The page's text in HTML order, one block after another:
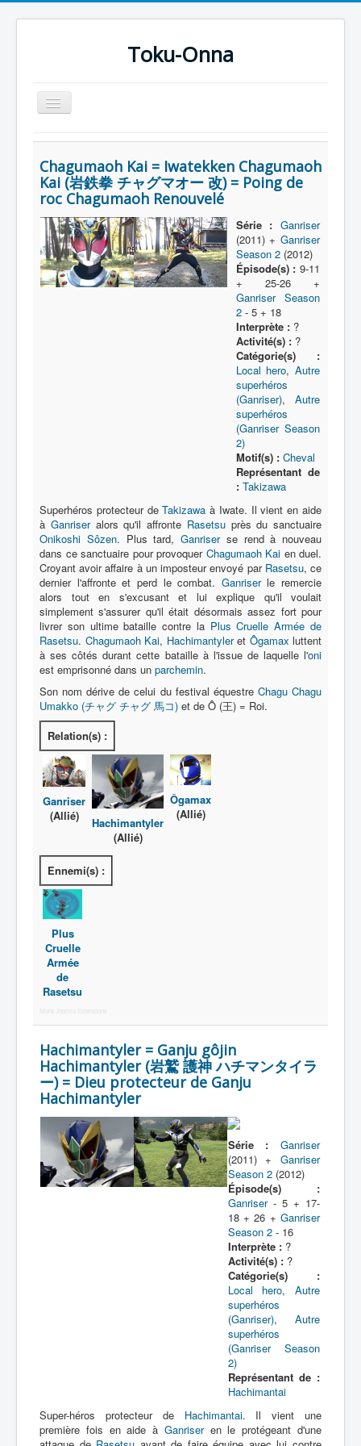
Toku-Onna
Basculer
la
Accueil
Toku-Actrices
Toku-Critiques
Séries
Films
COSAA
Tetsujin Ganriser (鉄神 ガンライザ
ー) = Dieu de fer Ganriser
Véhicules
Objets
Lieux
Épisodes
Chronologie
Références
Superhéros
Entourage
Plus Cruelle Armée de Rasetsu
Autres
Déguisements
Ganriser
Autres superhéros
Gôtetsu
Costumes
Accessoires
Armes
Pouvoirs
Chagumaoh Kai = Iwatekken Chagumaoh
Kai (岩鉄拳 チャグマオー 改) = Poing de
roc Chagumaoh Renouvelé
Série : Ganriser
(2011) + Ganriser
Season 2(2012)
Épisode(s) : 9-11
+ 25-26 +
Ganriser Season
2- 5 + 18
Interprète :?
Activité(s) :?
Catégorie(s) :
Local hero, Autre
superhéros
(Ganriser), Autre
superhéros
(Ganriser Season
2)
Motif(s) : Cheval
Représentant de
: Takizawa
Superhéros protecteur deTakizawa à Iwate. Il vient en aide
à Ganriseralors qu'il affronte Rasetsuprès du sanctuaire
Onikoshi Sôzen. Plus tard, Ganriserse rend à nouveau
dans ce sanctuaire pour provoquer Chagumaoh Kai en duel.
Croyant avoir affaire à un imposteur envoyé par Rasetsu, ce
dernier l'affronte et perd le combat. Ganriserle remercie
alors tout en s'excusant et lui explique qu'il voulait
simplement s'assurer qu'il était désormais assez fort pour
livrer son ultime bataille contre la Plus Cruelle Armée de
Rasetsu. Chagumaoh Kai, Hachimantyleret Ôgamax luttent
à ses côtés durant cette bataille à l'issue de laquelle l'oni
est emprisonné dans un parchemin.
Son nom dérive de celui du festival équestre Chagu Chagu
Umakko (チャグ チャグ 馬コ) et de Ô (王) = Roi.
Relation(s) :
Ganriser
(Allié)
Hachimantyler
(Allié)
Ôgamax
(Allié)
Ennemi(s) :
Plus
Cruelle
Armée
de
Rasetsu
More Joomla Extensions
Hachimantyler = Ganju gôjin
Hachimantyler (岩鷲 護神 ハチマンタイラ
ー) = Dieu protecteur de Ganju
Hachimantyler
Série :
Ganriser
(2011) + Ganriser
Season 2(2012)
Épisode(s) :
Ganriser- 5 + 17-
18 + 26 + Ganriser
Season 2- 16
Interprète :?
Activité(s) :?
Catégorie(s) :
Local hero, Autre
superhéros
(Ganriser), Autre
superhéros
(Ganriser Season
2)
Représentant de :
Hachimantai
Super-héros protecteur de Hachimantai. Il vient une
première fois en aide à Ganriseren le protégeant d'une